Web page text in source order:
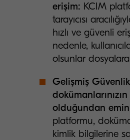
erişim: KCIM
tarayıcısı
hızlı ve güvenli
nedenle,
olsunlar
Gelişmiş
olduğundan
platformu,
kimlik bilgilerine